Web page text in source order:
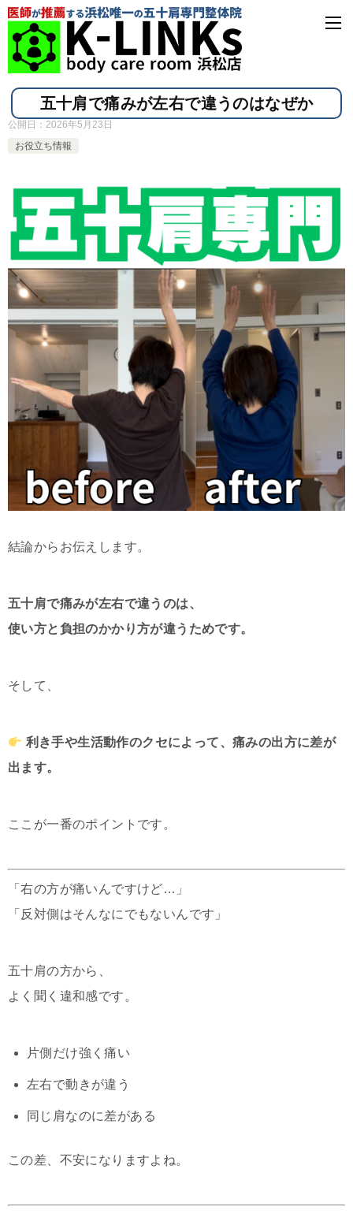
五十肩で痛みが左右で違うのはなぜか
公開日： 2026年5月23日
お役立ち情報
結論からお伝えします。
五十肩で痛みが左右で違うのは、
使い方と負担のかかり方が違うためです。
そして、
利き手や生活動作のクセによって、痛みの出方に差が
出ます。
ここが一番のポイントです。
「右の方が痛いんですけど…」
「反対側はそんなにでもないんです」
五十肩の方から、
よく聞く違和感です。
片側だけ強く痛い
左右で動きが違う
同じ肩なのに差がある
この差、不安になりますよね。